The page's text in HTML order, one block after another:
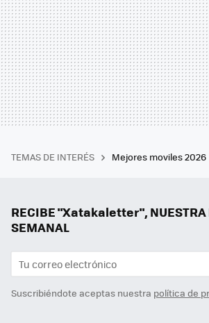
TEMAS DE INTERÉS Mejores moviles 2026
RECIBE "Xatakaletter", NUESTRA
SEMANAL
Suscribiéndote aceptas nuestra política de